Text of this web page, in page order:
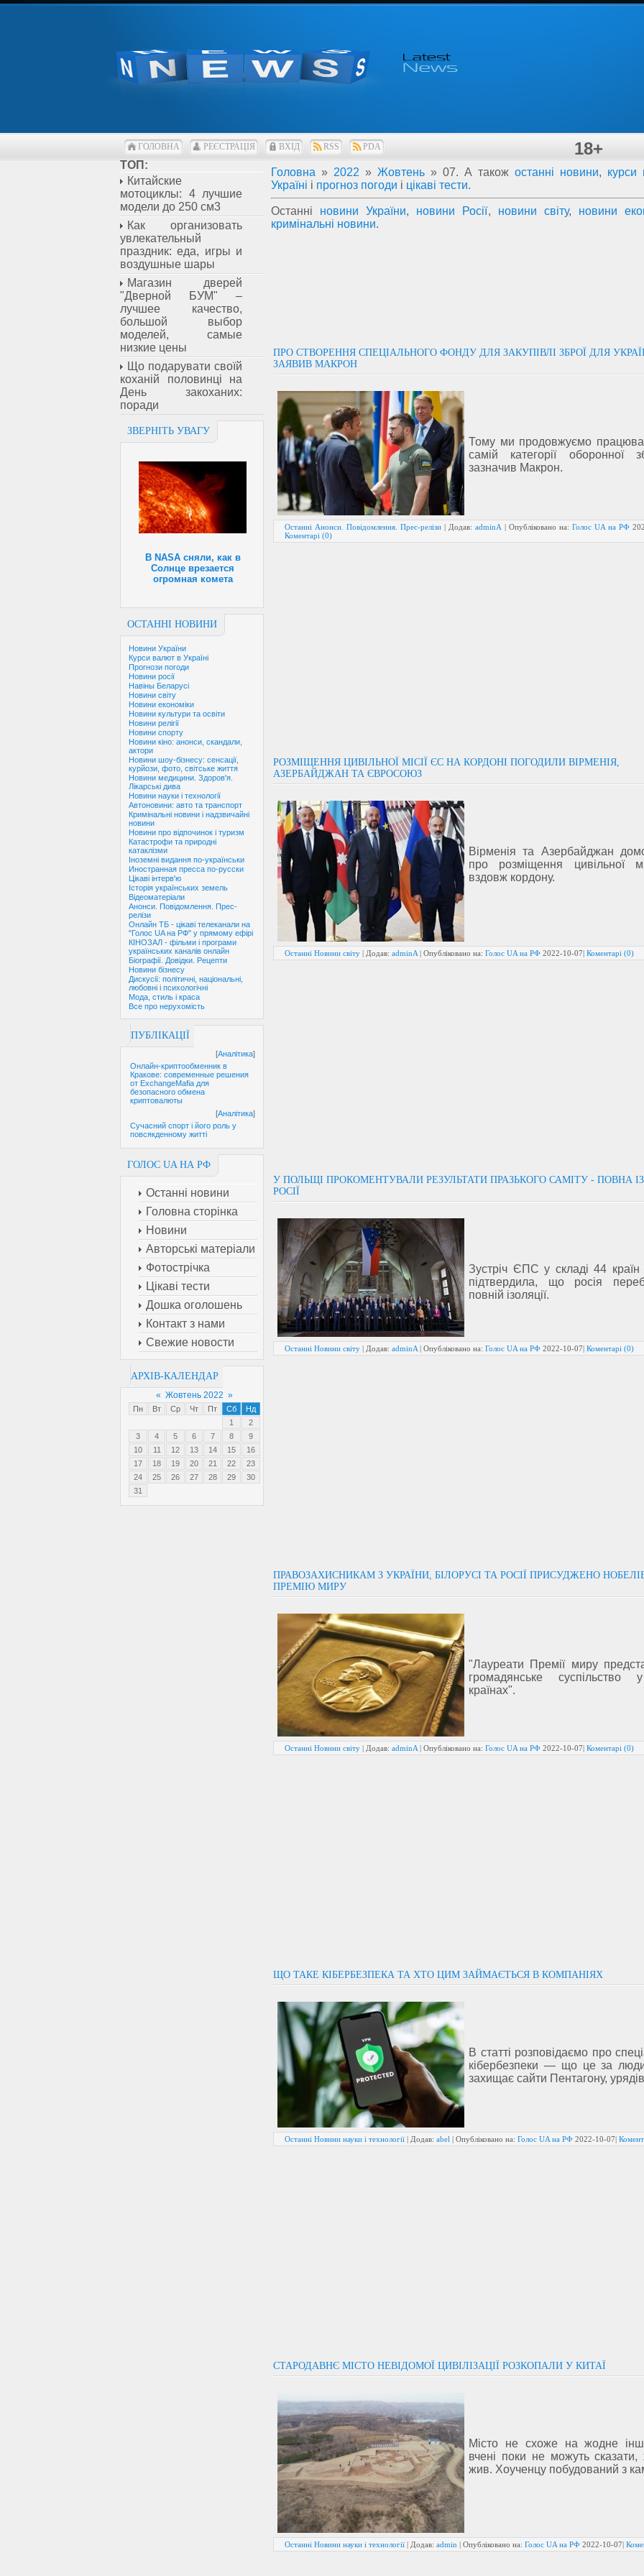
ГОЛОВНА РЕЄСТРАЦІЯ ВХІД RSS PDA 18+
ТОП:
Китайские
мотоциклы: 4 лучшие
модели до 250 см3
Как организовать
увлекательный
праздник: еда, игры и
воздушные шары
Магазин дверей
"Дверной БУМ" –
лучшее качество,
большой выбор
моделей, самые
низкие цены
Що подарувати своїй
коханій половинці на
День закоханих:
поради
ЗВЕРНІТЬ УВАГУ
В NASA сняли, как в
Солнце врезается
огромная комета
ОСТАННІ НОВИНИ
Новини України
Курси валют в Україні
Прогнози погоди
Новини росії
Навіны Беларусі
Новини світу
Новини економіки
Новини культури та освіти
Новини релігії
Новини спорту
Новини кіно: анонси, скандали,
актори
Новини шоу-бізнесу: сенсації,
курйози, фото, світське життя
Новини медицини. Здоров'я.
Лікарські дива
Новини науки і технології
Автоновини: авто та транспорт
Кримінальні новини і надзвичайні
новини
Новини про відпочинок і туризм
Катастрофи та природні
катаклізми
Іноземні видання по-українськи
Иностранная пресса по-русски
Цікаві інтерв'ю
Історія українських земель
Відеоматеріали
Анонси. Повідомлення. Прес-
релізи
Онлайн ТБ - цікаві телеканали на
"Голос UA на РФ" у прямому ефірі
КІНОЗАЛ - фільми і програми
українських каналів онлайн
Біографії. Довідки. Рецепти
Новини бізнесу
Дискусії: політичні, національні,
любовні і психологічні
Мода, стиль і краса
Все про нерухомість
ПУБЛІКАЦІЇ
[Аналітика]
Онлайн-криптообменник в
Кракове: современные решения
от ExchangeMafia для
безопасного обмена
криптовалюты
[Аналітика]
Сучасний спорт і його роль у
повсякденному житті
ГОЛОС UA НА РФ
Останні новини
Головна сторінка
Новини
Авторські матеріали
Фотострічка
Цікаві тести
Дошка оголошень
Контакт з нами
Свежие новости
АРХІВ-КАЛЕНДАР
« Жовтень 2022 »
Пн Вт Ср Чт Пт Сб
Нд
1
2
3
4 5 6 7 8
9
10
11 12 13 14 15
16
17
18 19 20 21 22
23
24
25 26 27 28 29
30
31
Головна » 2022 » Жовтень » 07. А також останні новини, курси
Україні і прогноз погоди і цікаві тести.
Останні новини України, новини Росії, новини світу, новини
кримінальні новини.
ПРО СТВОРЕННЯ СПЕЦІАЛЬНОГО ФОНДУ ДЛЯ ЗАКУПІВЛІ ЗБРОЇ ДЛЯ
ЗАЯВИВ МАКРОН
Тому ми продовжуємо
самій категорії оборонної
зазначив Макрон.
Останні Анонси. Повідомлення. Прес-релізи | Додав:adminA | Опубліковано на: Голос UA на РФ
Коментарі (0)
РОЗМІЩЕННЯ ЦИВІЛЬНОЇ МІСІЇ ЄС НА КОРДОНІ ПОГОДИЛИ ВІРМЕНІЯ,
АЗЕРБАЙДЖАН ТА ЄВРОСОЮЗ
Вірменія та Азербайджан
про розміщення цивільної
вздовж кордону.
Останні Новини світу | Додав: adminA | Опубліковано на: Голос UA на РФ 2022-10-07| Коментарі (0)
У ПОЛЬЩІ ПРОКОМЕНТУВАЛИ РЕЗУЛЬТАТИ ПРАЗЬКОГО САМІТУ - ПОВНА
РОСІЇ
Зустріч ЄПС у складі 44 країн
підтвердила, що росія
повній ізоляції.
Останні Новини світу | Додав: adminA | Опубліковано на: Голос UA на РФ 2022-10-07| Коментарі (0)
ПРАВОЗАХИСНИКАМ З УКРАЇНИ, БІЛОРУСІ ТА РОСІЇ ПРИСУДЖЕНО
ПРЕМІЮ МИРУ
"Лауреати Премії миру
громадянське суспільство
країнах".
Останні Новини світу | Додав: adminA | Опубліковано на: Голос UA на РФ 2022-10-07| Коментарі (0)
ЩО ТАКЕ КІБЕРБЕЗПЕКА ТА ХТО ЦИМ ЗАЙМАЄТЬСЯ В КОМПАНІЯХ
В статті розповідаємо про
кібербезпеки — що це за
захищає сайти Пентагону, урядів
Останні Новини науки і технології | Додав: abel | Опубліковано на: Голос UA на РФ 2022-10-07|
СТАРОДАВНЄ МІСТО НЕВІДОМОЇ ЦИВІЛІЗАЦІЇ РОЗКОПАЛИ У КИТАЇ
Місто не схоже на жодне
вчені поки не можуть сказати,
жив. Хоученцу побудований з
Останні Новини науки і технології | Додав: admin | Опубліковано на: Голос UA на РФ 2022-10-07|